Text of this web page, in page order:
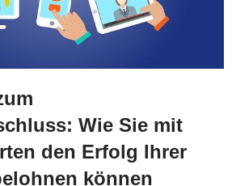
Wie Sie mit
den Erfolg Ihrer
können